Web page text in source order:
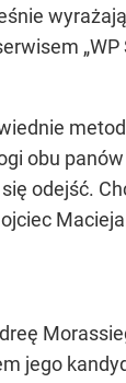
obu
odejść.
jego